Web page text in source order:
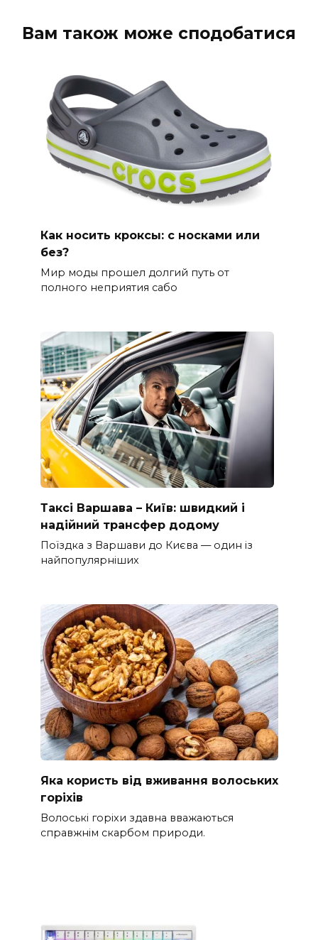
Вам також може сподобатися
Как носить кроксы: с носками или
без?
Мир моды прошел долгий путь от
полного неприятия сабо
Таксі Варшава – Київ: швидкий і
надійний трансфер додому
Поїздка з Варшави до Києва — один із
найпопулярніших
Яка користь від вживання волоських
горіхів
Волоські горіхи здавна вважаються
справжнім скарбом природи.